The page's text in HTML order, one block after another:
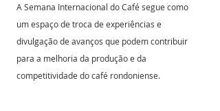
A Semana Internacional do Café segue como
um espaço de troca de experiências e
divulgação de avanços que podem contribuir
para a melhoria da produção e da
competitividade do café rondoniense.